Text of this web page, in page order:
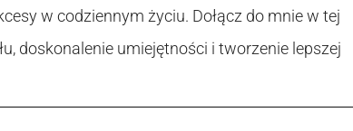
w codziennym życiu. Dołącz do mnie w tej
doskonalenie umiejętności i tworzenie lepszej